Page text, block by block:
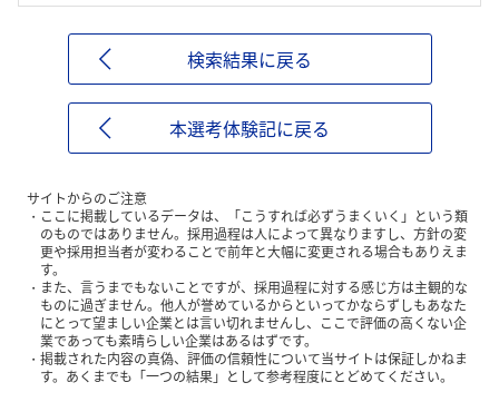
検索結果に戻る
本選考体験記に戻る
サイトからのご注意
ここに掲載しているデータは、「こうすれば必ずうまくいく」という類
のものではありません。採用過程は人によって異なりますし、方針の変
更や採用担当者が変わることで前年と大幅に変更される場合もありえま
す。
また、言うまでもないことですが、採用過程に対する感じ方は主観的な
ものに過ぎません。他人が誉めているからといってかならずしもあなた
にとって望ましい企業とは言い切れませんし、ここで評価の高くない企
業であっても素晴らしい企業はあるはずです。
掲載された内容の真偽、評価の信頼性について当サイトは保証しかねま
す。あくまでも「一つの結果」として参考程度にとどめてください。